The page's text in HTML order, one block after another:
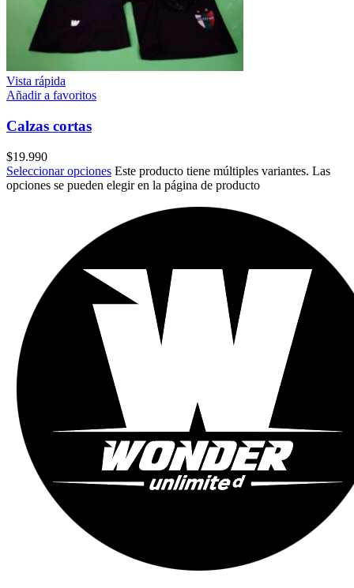
Vista rápida
Añadir a favoritos
Calzas cortas
$19.990
Seleccionar opciones Este producto tiene múltiples variantes. Las
opciones se pueden elegir en la página de producto